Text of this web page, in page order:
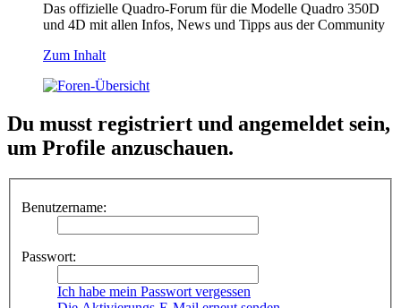
Das offizielle Quadro-Forum für die Modelle Quadro 350D
und 4D mit allen Infos, News und Tipps aus der Community
Zum Inhalt
Du musst registriert und angemeldet sein,
um Profile anzuschauen.
Benutzername:
Passwort:
Ich habe mein Passwort vergessen